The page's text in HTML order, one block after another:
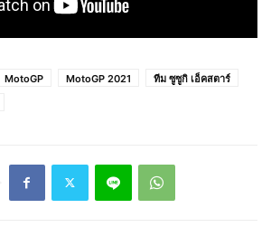
MotoGP MotoGP 2021
ทีม ซูซูกิ เอ็คสตาร์